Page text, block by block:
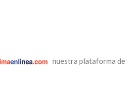
nuestra plataforma de